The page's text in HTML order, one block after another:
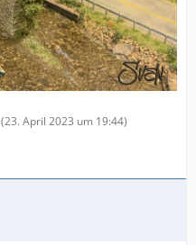
(23. April 2023 um 19:44)